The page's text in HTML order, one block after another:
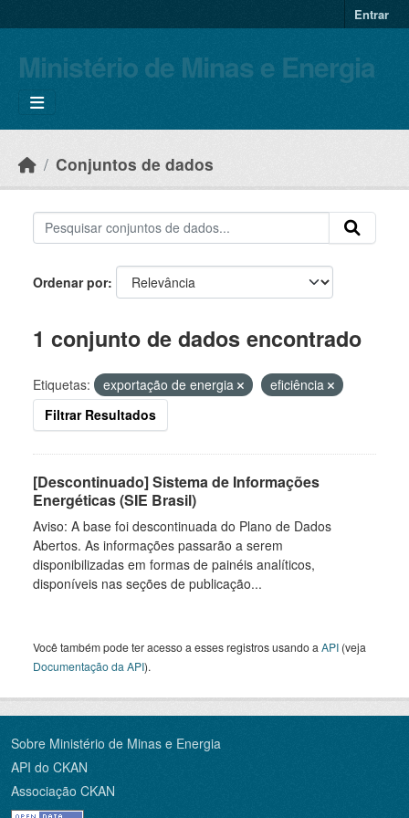
Entrar
Ministério de Minas e Energia
Conjuntos de dados
Ordenar por
1 conjunto de dados encontrado
Etiquetas: exportação de energia
eficiência
Filtrar Resultados
[Descontinuado] Sistema de Informações
Energéticas (SIE Brasil)
Aviso: A base foi descontinuada do Plano de Dados
Abertos. As informações passarão a serem
disponibilizadas em formas de painéis analíticos,
disponíveis nas seções de publicação...
Você também pode ter acesso a esses registros usando a API (veja
Documentação da API).
Sobre Ministério de Minas e Energia
API do CKAN
Associação CKAN